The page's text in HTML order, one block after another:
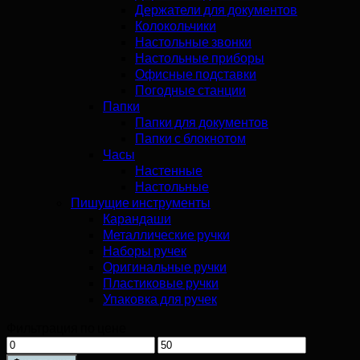
Держатели для документов
Колокольчики
Настольные звонки
Настольные приборы
Офисные подставки
Погодные станции
Папки
Папки для документов
Папки с блокнотом
Часы
Настенные
Настольные
Пишущие инструменты
Карандаши
Металлические ручки
Наборы ручек
Оригинальные ручки
Пластиковые ручки
Упаковка для ручек
Минимальная
Максимальная